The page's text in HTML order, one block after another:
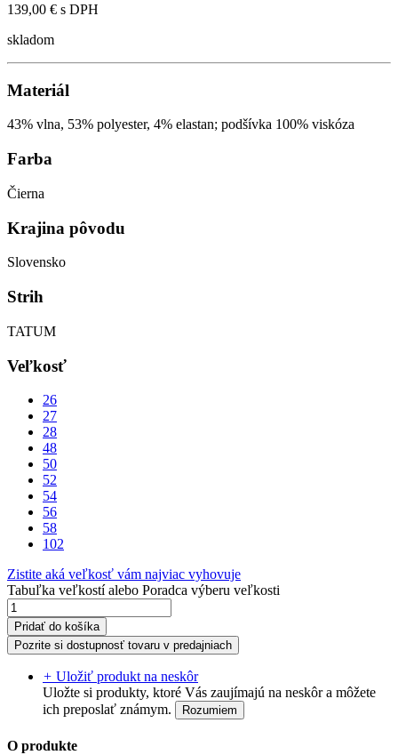
139,00 € s DPH
skladom
Materiál
43% vlna, 53% polyester, 4% elastan; podšívka 100% viskóza
Farba
Čierna
Krajina pôvodu
Slovensko
Strih
TATUM
Veľkosť
26
27
28
48
50
52
54
56
58
102
Zistite aká veľkosť vám najviac vyhovuje
Tabuľka veľkostí alebo Poradca výberu veľkosti
Pridať do košíka
Pozrite si dostupnosť tovaru v predajniach
+ Uložiť produkt na neskôr
Uložte si produkty, ktoré Vás zaujímajú na neskôr a môžete
ich preposlať známym.
Rozumiem
O produkte